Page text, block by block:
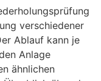
verschiedener
Ablauf kann je
Anlage
ähnlichen